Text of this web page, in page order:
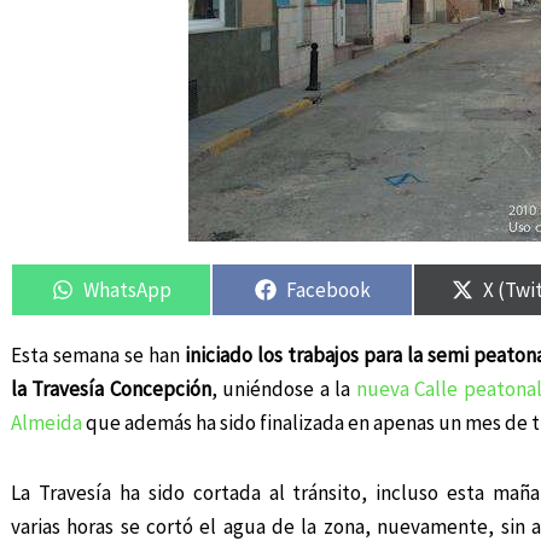
en
WhatsApp
Compartir
en
Facebook
en
X
Esta semana se haniniciado los trabajos para la semi
la Travesía Concepción, uniéndose a la nueva Calle
Almeidaque además ha sido finalizada en apenas un mes de
La Travesía ha sido cortada al tránsito, incluso esta
varias horas se cortó el agua de la zona, nuevamente, sin
en
Compartir
en en